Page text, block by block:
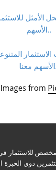
الأمثل
الأسهم..
Images from
للاستثمار
ذوي الخبرة